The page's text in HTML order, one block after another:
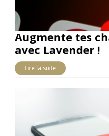
Augmente tes
avec Lavender !
Lire la suite